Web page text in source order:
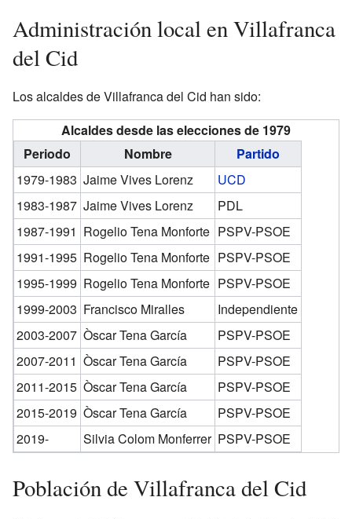
Administración local en Villafranca
del Cid
Los alcaldes de Villafranca del Cid han sido:
Alcaldes desde las elecciones de 1979
Periodo
Nombre
Partido
1979-1983 Jaime Vives Lorenz
UCD
1983-1987 Jaime Vives Lorenz
PDL
1987-1991 Rogelio Tena Monforte PSPV-PSOE
1991-1995 Rogelio Tena Monforte PSPV-PSOE
1995-1999 Rogelio Tena Monforte PSPV-PSOE
1999-2003 Francisco Miralles
Independiente
2003-2007 Òscar Tena García
PSPV-PSOE
2007-2011 Òscar Tena García
PSPV-PSOE
2011-2015 Òscar Tena García
PSPV-PSOE
2015-2019 Òscar Tena García
PSPV-PSOE
2019-
Silvia Colom Monferrer PSPV-PSOE
Población de Villafranca del Cid